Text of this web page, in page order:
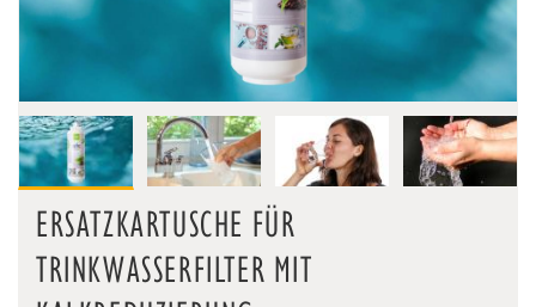
ERSATZKARTUSCHE FÜR
TRINKWASSERFILTER MIT